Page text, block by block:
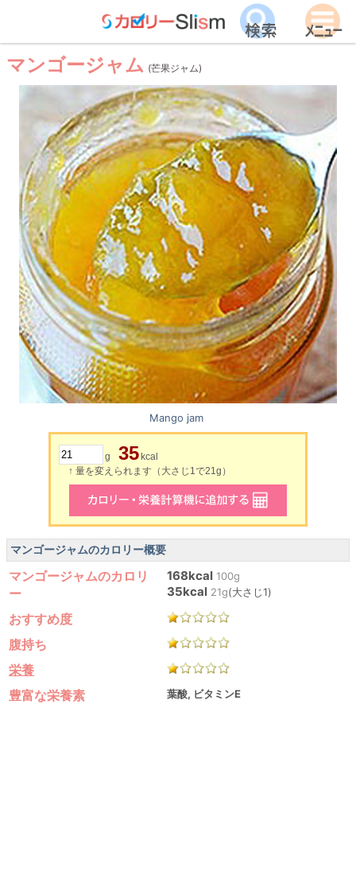
マンゴージャム (芒果ジャム)
Mango jam
g 35 kcal
↑ 量を変えられます（大さじ1で21g）
マンゴージャムのカロリー概要
マンゴージャムのカロリ
ー
168kcal 100g
35kcal 21g(大さじ1)
おすすめ度
腹持ち
栄養
豊富な栄養素
葉酸, ビタミンE